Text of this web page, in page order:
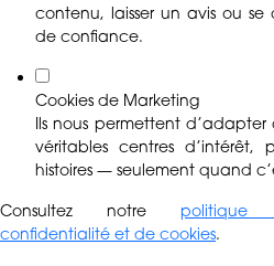
contenu, laisser un avis ou
de confiance.
Cookies de Marketing
Ils nous permettent
véritables centres d’intérêt,
histoires — seulement quand
Consultez notrepolitique
confidentialité et de cookies.